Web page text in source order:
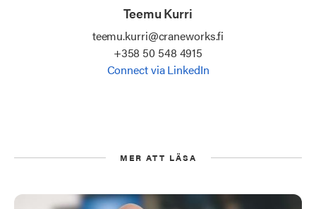
Teemu Kurri
teemu.kurri@craneworks.fi
+358 50 548 4915
Connect via LinkedIn
MER ATT LÄSA